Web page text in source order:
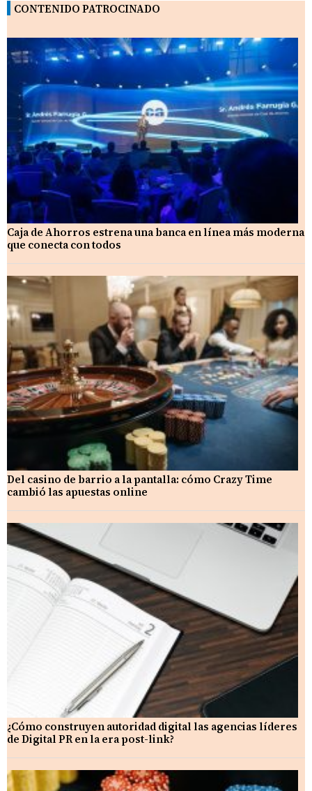
CONTENIDO PATROCINADO
Caja de Ahorros estrena una banca en línea más moderna
que conecta con todos
Del casino de barrio a la pantalla: cómo Crazy Time
cambió las apuestas online
¿Cómo construyen autoridad digital las agencias líderes
de Digital PR en la era post-link?